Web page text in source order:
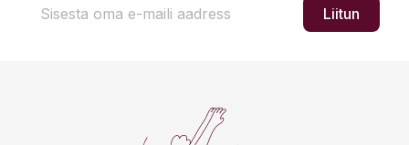
Liitun